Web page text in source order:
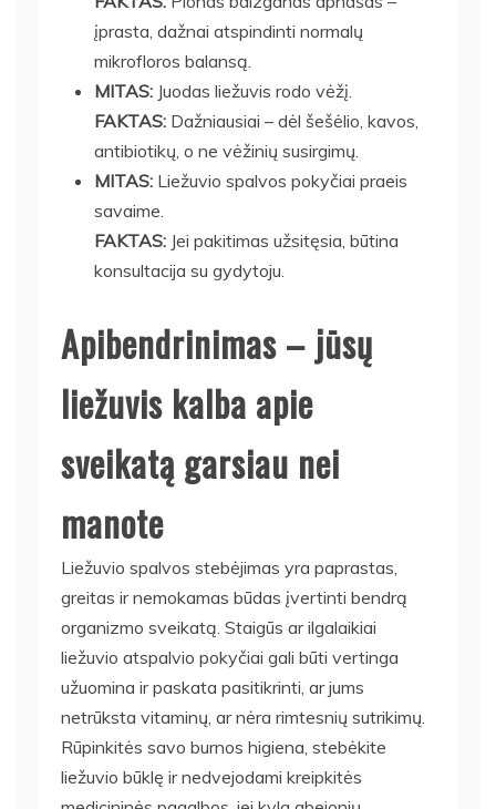
įprasta, dažnai atspindinti normalų
mikrofloros balansą.
MITAS: Juodas liežuvis rodo vėžį.
FAKTAS: Dažniausiai – dėl šešėlio, kavos,
antibiotikų, o ne vėžinių susirgimų.
MITAS: Liežuvio spalvos pokyčiai praeis
savaime.
FAKTAS: Jei pakitimas užsitęsia, būtina
konsultacija su gydytoju.
Apibendrinimas – jūsų
liežuvis kalba apie
sveikatą garsiau nei
manote
Liežuvio spalvos stebėjimas yra paprastas,
greitas ir nemokamas būdas įvertinti bendrą
organizmo sveikatą. Staigūs ar ilgalaikiai
liežuvio atspalvio pokyčiai gali būti vertinga
užuomina ir paskata pasitikrinti, ar jums
netrūksta vitaminų, ar nėra rimtesnių sutrikimų.
Rūpinkitės savo burnos higiena, stebėkite
liežuvio būklę ir nedvejodami kreipkitės